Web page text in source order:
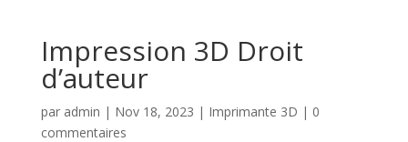
Impression 3D Droit
d’auteur
par admin | Nov 18, 2023 | Imprimante 3D | 0
commentaires